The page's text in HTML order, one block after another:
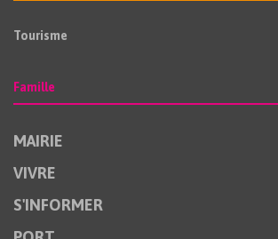
Tourisme
Famille
MAIRIE
VIVRE
S'INFORMER